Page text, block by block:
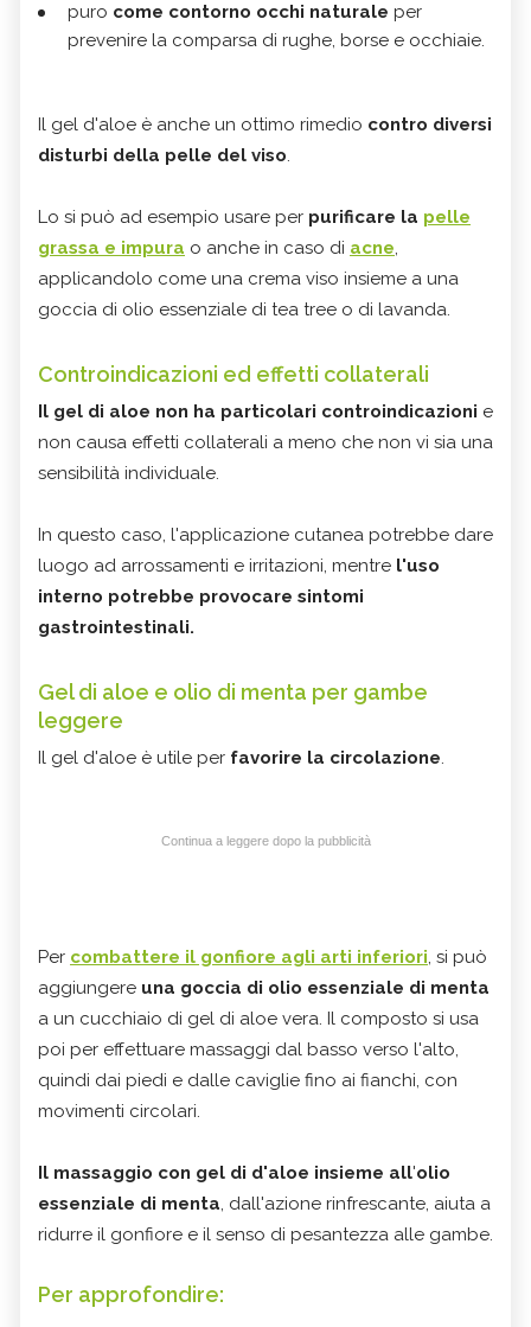
puro come contorno occhi naturale per
prevenire la comparsa di rughe, borse e occhiaie.
Il gel d'aloe è anche un ottimo rimedio contro diversi
disturbi della pelle del viso.
Lo si può ad esempio usare per purificare la pelle
grassa e impura o anche in caso di acne,
applicandolo come una crema viso insieme a una
goccia di olio essenziale di tea tree o di lavanda.
Controindicazioni ed effetti collaterali
Il gel di aloe non ha particolari controindicazioni e
non causa effetti collaterali a meno che non vi sia una
sensibilità individuale.
In questo caso, l'applicazione cutanea potrebbe dare
luogo ad arrossamenti e irritazioni, mentre l'uso
interno potrebbe provocare sintomi
gastrointestinali.
Gel di aloe e olio di menta per gambe
leggere
Il gel d'aloe è utile per favorire la circolazione.
Continua a leggere dopo la pubblicità
Per combattere il gonfiore agli arti inferiori, si può
aggiungere una goccia di olio essenziale di menta
a un cucchiaio di gel di aloe vera. Il composto si usa
poi per effettuare massaggi dal basso verso l'alto,
quindi dai piedi e dalle caviglie fino ai fianchi, con
movimenti circolari.
Il massaggio con gel di d'aloe insieme all'olio
essenziale di menta, dall'azione rinfrescante, aiuta a
ridurre il gonfiore e il senso di pesantezza alle gambe.
Per approfondire: